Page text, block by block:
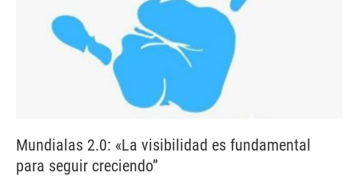
Mundialas 2.0: «La visibilidad es fundamental
para seguir creciendo”